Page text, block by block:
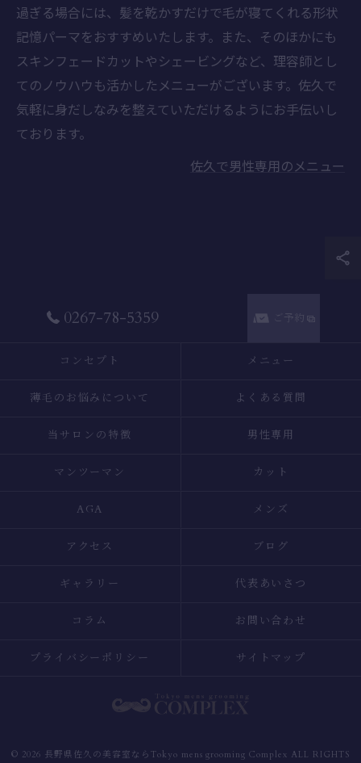
過ぎる場合には、髪を乾かすだけで毛が寝てくれる形状
記憶パーマをおすすめいたします。また、そのほかにも
スキンフェードカットやシェービングなど、理容師とし
てのノウハウも活かしたメニューがございます。佐久で
気軽に身だしなみを整えていただけるようにお手伝いし
ております。
佐久で男性専用のメニュー
0267-78-5359 ご予約
コンセプト メニュー
薄毛のお悩みについて よくある質問
当サロンの特徴 男性専用
マンツーマン カット
AGA メンズ
アクセス ブログ
ギャラリー 代表あいさつ
コラム お問い合わせ
プライバシーポリシー サイトマップ
© 2026 長野県佐久の美容室ならTokyo mens grooming Complex ALL RIGHTS